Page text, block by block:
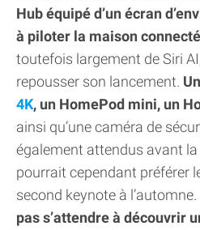
Hub équipé d’un écran
à piloter la maison
toutefois largement de Siri
repousser son lancement.
4K, un HomePod mini, un
ainsi qu’une caméra de
également attendus avant la
pourrait cependant préférer
second keynote à
pas s’attendre à découvrir